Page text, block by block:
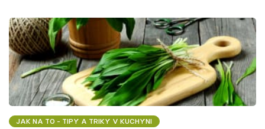
JAK NA TO - TIPY A TRIKY V KUCHYNI